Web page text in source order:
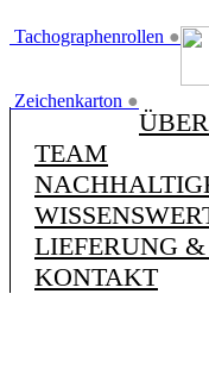
Tachographenrollen ●
Zeichenkarton ●
TEAM
LIEFERUNG
KONTAKT